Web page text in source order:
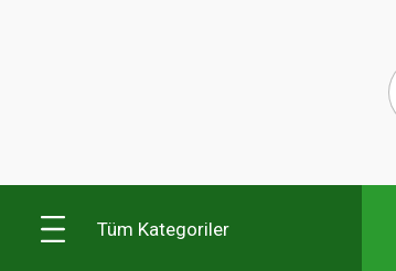
Tüm Kategoriler